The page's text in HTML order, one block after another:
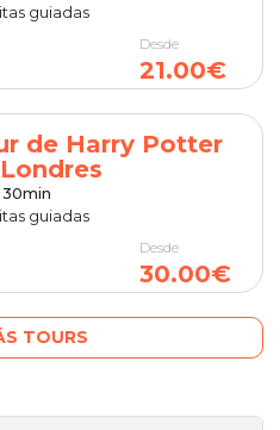
guiadas
Desde
21.00€
de Harry Potter
guiadas
Desde
30.00€
TOURS